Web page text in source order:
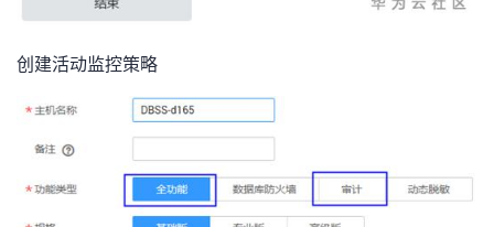
创建活动监控策略